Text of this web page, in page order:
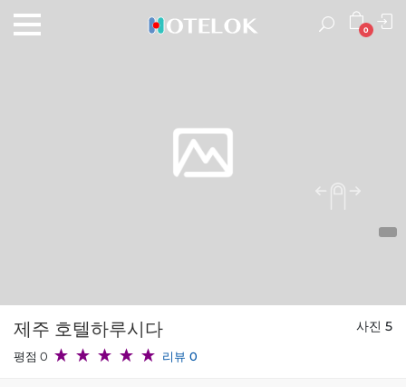
제주 호텔하루시다
평점 0 리뷰 0
사진 5
0